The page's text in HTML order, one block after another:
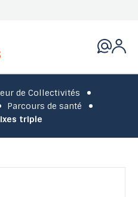
de Collectivités
Parcours de santé
triple